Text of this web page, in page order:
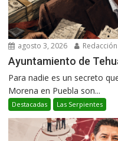
agosto 3, 2026 Redacción
Ayuntamiento de
Para nadie es un secreto
Morena en Puebla son...
Destacadas Las Serpientes